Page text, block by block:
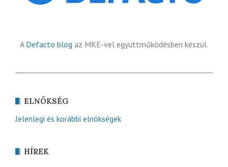
A Defacto blog az MKE-vel együttműködésben készül.
ELNÖKSÉG
Jelenlegi és korábbi elnökségek
HÍREK